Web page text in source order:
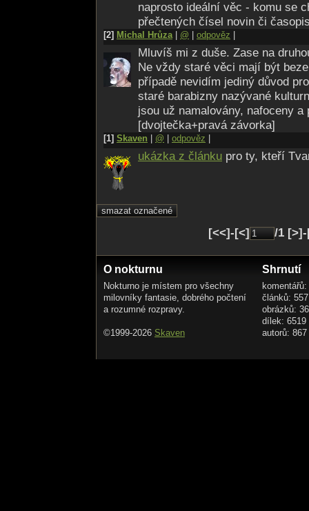
naprosto ideální věc - komu se
přečtených čísel novin či
[2] Michal Hrůza| @ odpověz
Mluvíš mi z duše. Zase na
Ne vždy staré věci mají být
případě nevidím jediný důvod
staré barabizny nazývané
jsou už namalovány, nafoceny a
[dvojtečka+pravá závorka]
[1] Skaven @ odpověz
ukázka z článku pro ty, kteří
[<<]-[<] /1
O nokturnu
Nokturno je místem pro všechny
milovníky fantasie, dobrého počtení
a rozumné rozpravy.
©1999-2026 Skaven
Shrnutí
článků: 557
obrázků:
dílek: 6519
autorů: 867